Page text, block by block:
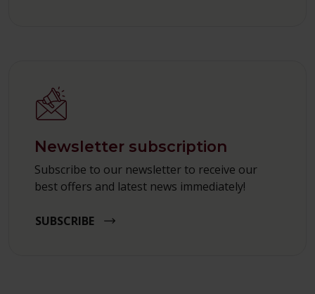
Newsletter subscription
Subscribe to our newsletter to receive our
best offers and latest news immediately!
SUBSCRIBE